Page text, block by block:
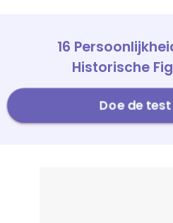
16
Historische
Doe de